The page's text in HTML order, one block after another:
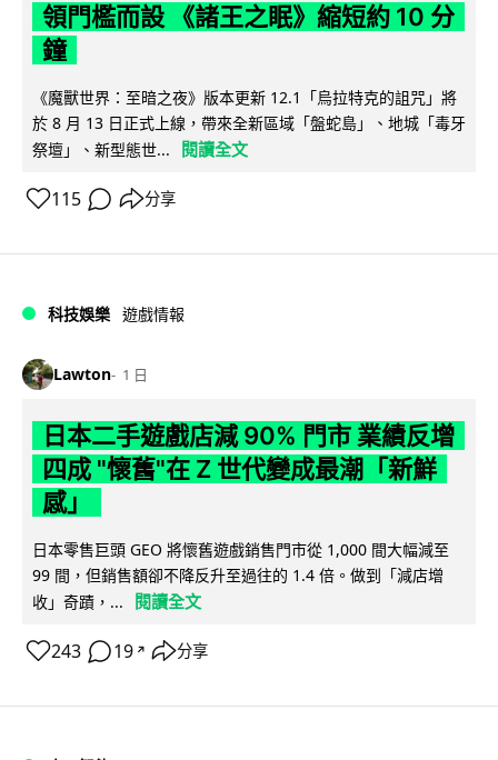
領門檻而設 《諸王之眠》縮短約 10 分
鐘
《魔獸世界：至暗之夜》版本更新 12.1「烏拉特克的詛咒」將
於 8 月 13 日正式上線，帶來全新區域「盤蛇島」、地城「毒牙
祭壇」、新型態世...
閱讀全文
115 分享
科技娛樂 遊戲情報
Lawton 1 日
日本二手遊戲店減 90% 門市 業績反增
四成 "懷舊"在 Z 世代變成最潮「新鮮
感」
日本零售巨頭 GEO 將懷舊遊戲銷售門市從 1,000 間大幅減至
99 間，但銷售額卻不降反升至過往的 1.4 倍。做到「減店增
收」奇蹟，...
閱讀全文
243 19 ↗ 分享